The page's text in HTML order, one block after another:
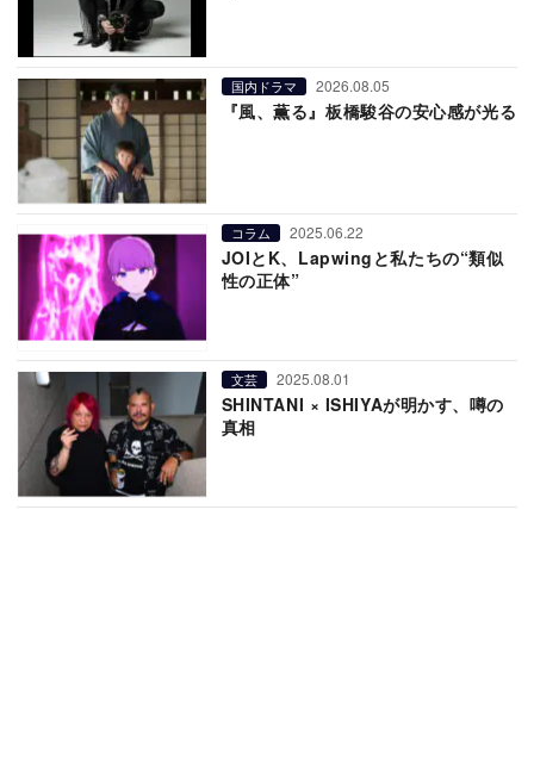
国内ドラマ 2026.08.05
『風、薫る』板橋駿谷の安心感が光る
コラム 2025.06.22
JOIとK、Lapwingと私たちの“類似
性の正体”
文芸 2025.08.01
SHINTANI × ISHIYAが明かす、噂の
真相